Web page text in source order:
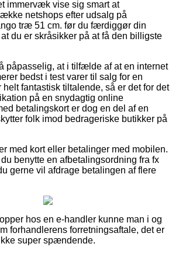
immervæk vise sig smart at
netshops efter udsalg på
træ 51 cm. før du færdiggør din
du er skråsikker på at få den billigste
påpasselig, at i tilfælde af at en internet
bedst i test varer til salg for en
fantastisk tiltalende, så er det for det
på en snydagtig online
betalingskort er dog en del af en
folk imod bedrageriske butikker på
med kort eller betalinger med mobilen.
benytte en afbetalingsordning fra fx
gerne vil afdrage betalingen af flere
hos en e-handler kunne man i og
forhandlerens forretningsaftale, det er
super spændende.